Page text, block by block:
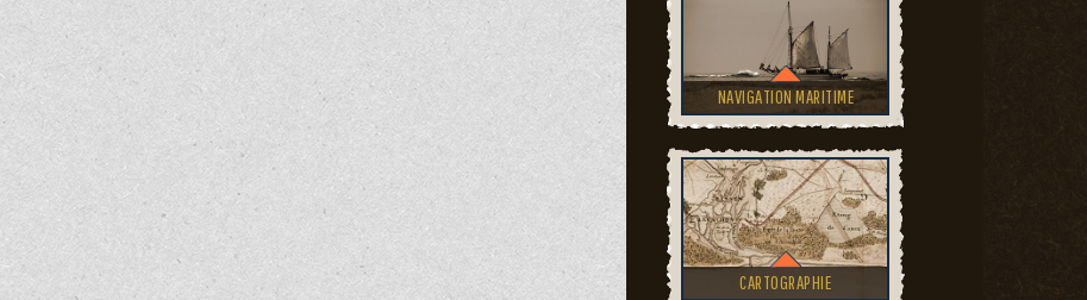
NAVIGATION MARITIME
CARTOGRAPHIE